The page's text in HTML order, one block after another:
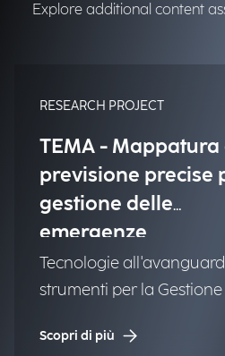
Explore additional content
RESEARCH PROJECT
TEMA - Mappatura
previsione precise
gestione delle
emergenze
Tecnologie
strumenti per la Gestione
Scopri di più